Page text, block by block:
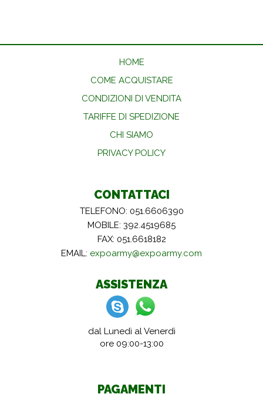
HOME
COME ACQUISTARE
CONDIZIONI DI VENDITA
TARIFFE DI SPEDIZIONE
CHI SIAMO
PRIVACY POLICY
CONTATTACI
TELEFONO: 051.6606390
MOBILE: 392.4519685
FAX: 051.6618182
EMAIL: expoarmy@expoarmy.com
ASSISTENZA
dal Lunedì al Venerdì
ore 09:00-13:00
PAGAMENTI